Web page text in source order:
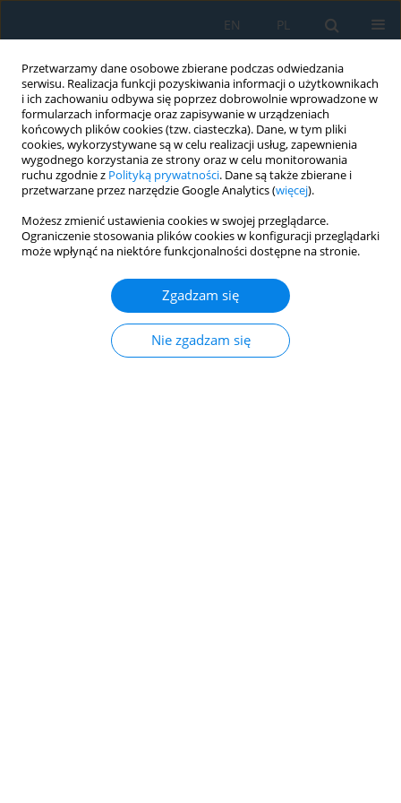
Przetwarzamy dane osobowe zbierane podczas odwiedzania
serwisu. Realizacja funkcji pozyskiwania informacji o użytkownikach
i ich zachowaniu odbywa się poprzez dobrowolnie wprowadzone w
formularzach informacje oraz zapisywanie w urządzeniach
końcowych plików cookies (tzw. ciasteczka). Dane, w tym pliki
cookies, wykorzystywane są w celu realizacji usług, zapewnienia
wygodnego korzystania ze strony oraz w celu monitorowania
ruchu zgodnie z Polityką prywatności. Dane są także zbierane i
przetwarzane przez narzędzie Google Analytics (więcej).
Możesz zmienić ustawienia cookies w swojej przeglądarce.
Ograniczenie stosowania plików cookies w konfiguracji przeglądarki
może wpłynąć na niektóre funkcjonalności dostępne na stronie.
Zgadzam się
Nie zgadzam się
PL
EN
Słowo kluczowebrittle fracture
The influence of in-plane constraints on fatigue
crack growth rate
Jaroslaw Galkiewicz Urszula Janus-Galkiewicz Sebastian Lipiec
Adv. Sci. Technol. Res. J. 2025; 19(3):37-46
https://doi.org/10.12913/22998624/197172